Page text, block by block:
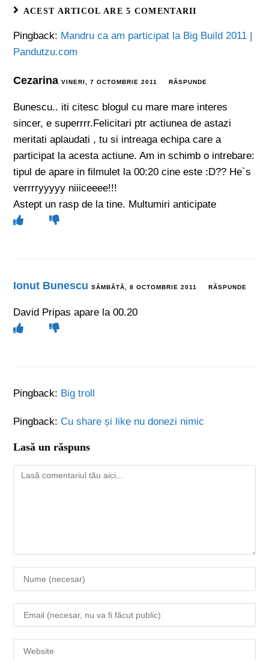
ACEST ARTICOL ARE 5 COMENTARII
Pingback: Mandru ca am participat la Big Build 2011 |
Pandutzu.com
CezarinaVINERI, 7 OCTOMBRIE 2011 RĂSPUNDE
Bunescu.. iti citesc blogul cu mare mare interes
sincer, e superrrr.Felicitari ptr actiunea de astazi
meritati aplaudati , tu si intreaga echipa care a
participat la acesta actiune. Am in schimb o intrebare:
tipul de apare in filmulet la 00:20 cine este :D?? He`s
verrrryyyyy niiiceeee!!!
Astept un rasp de la tine. Multumiri anticipate
Ionut Bunescu SÂMBĂTĂ, 8 OCTOMBRIE 2011 RĂSPUNDE
David Pripas apare la 00.20
Pingback: Big troll
Pingback:Cu share și like nu donezi nimic
Lasă un răspuns